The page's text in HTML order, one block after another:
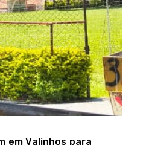
em Valinhos para